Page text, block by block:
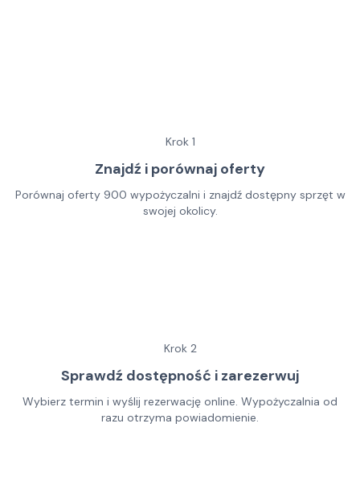
Krok 1
Znajdź i porównaj oferty
Porównaj oferty 900 wypożyczalni i znajdź dostępny sprzęt w
swojej okolicy.
Krok 2
Sprawdź dostępność i zarezerwuj
Wybierz termin i wyślij rezerwację online. Wypożyczalnia od
razu otrzyma powiadomienie.